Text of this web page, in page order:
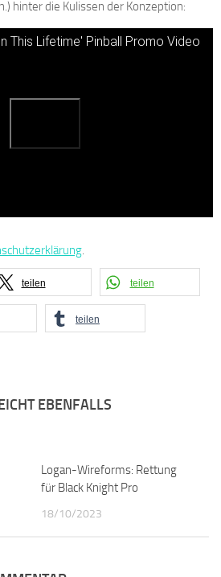
hinter die Kulissen der Konzeption:
This Lifetime' Pinball Promo Video
.
teilen teilen
teilen
EBENFALLS
Logan-Wireforms: Rettung
für Black Knight Pro
18/10/2023